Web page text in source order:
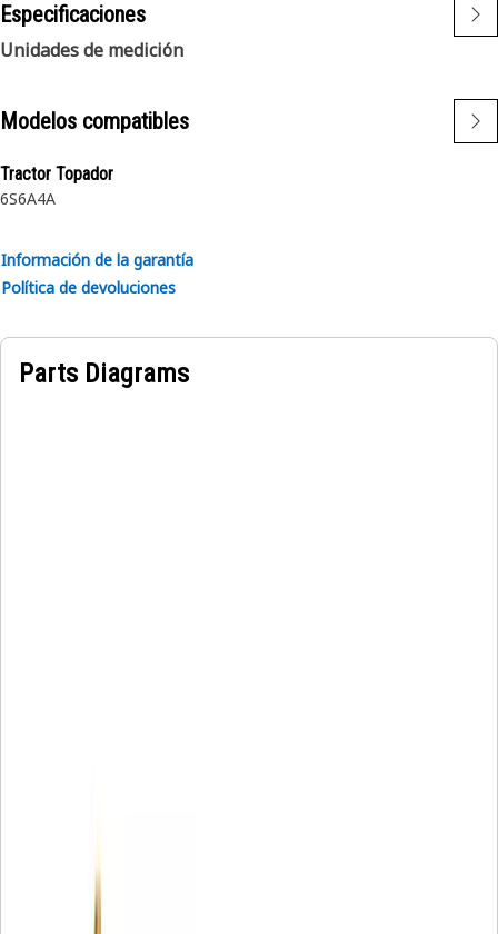
Especificaciones
Unidades de medición
Modelos compatibles
Tractor Topador
6S6A4A
Información de la garantía
Política de devoluciones
Parts Diagrams